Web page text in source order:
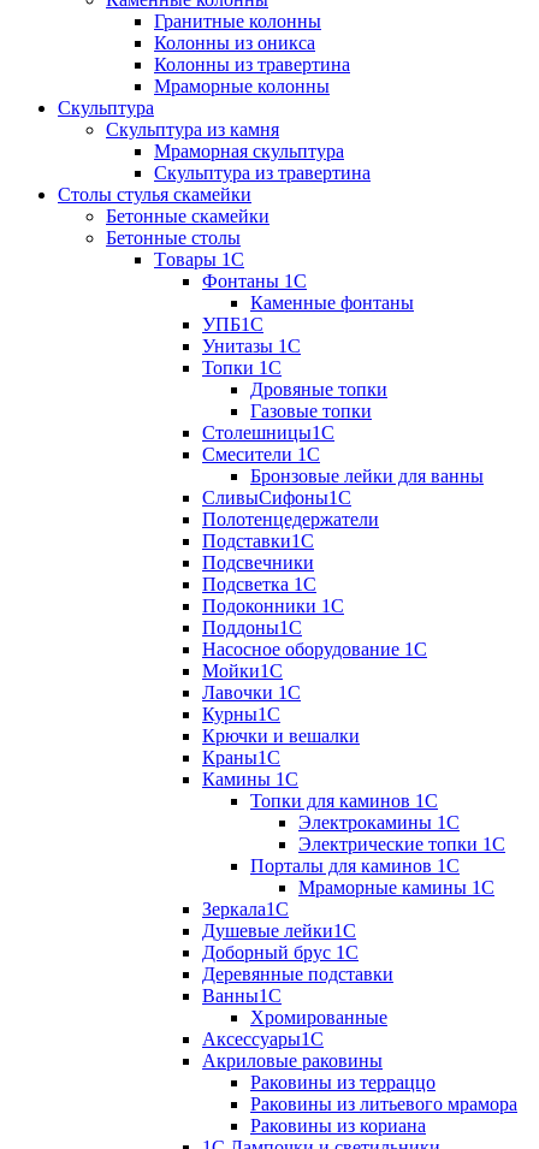
Гранитные колонны
Колонны из оникса
Колонны из травертина
Мраморные колонны
Скульптура
Скульптура из камня
Мраморная скульптура
Скульптура из травертина
Столы стулья скамейки
Бетонные скамейки
Бетонные столы
Tовары 1C
Фонтаны 1C
Каменные фонтаны
УПБ1С
Унитазы 1С
Топки 1С
Дровяные топки
Газовые топки
Столешницы1С
Смесители 1С
Бронзовые лейки для ванны
СливыСифоны1С
Полотенцедержатели
Подставки1С
Подсвечники
Подсветка 1С
Подоконники 1С
Поддоны1С
Насосное оборудование 1С
Мойки1С
Лавочки 1С
Курны1С
Крючки и вешалки
Краны1С
Камины 1C
Топки для каминов 1C
Электрокамины 1С
Электрические топки 1C
Порталы для каминов 1С
Мраморные камины 1C
Зеркала1С
Душевые лейки1С
Доборный брус 1С
Деревянные подставки
Ванны1С
Хромированные
Аксессуары1С
Акриловые раковины
Раковины из терраццо
Раковины из литьевого мрамора
Раковины из кориана